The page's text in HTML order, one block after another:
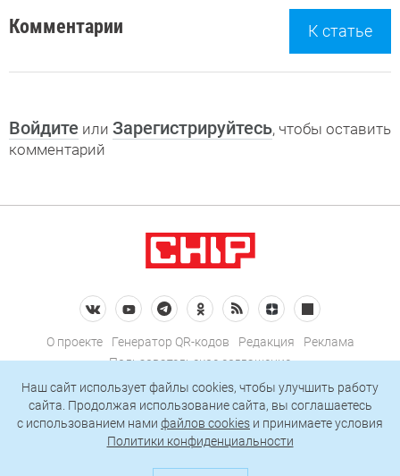
Комментарии К статье
Войдите или Зарегистрируйтесь, чтобы оставить
комментарий
О проекте Генератор QR-кодов Редакция
Реклама
Пользовательское соглашение
Политика конфиденциальности
Подписаться на рассылку
Наш сайт использует файлы cookies, чтобы улучшить работу
сайта. Продолжая использование сайта, вы соглашаетесь
c использованием нами файлов cookies и принимаете условия
Политики конфиденциальности